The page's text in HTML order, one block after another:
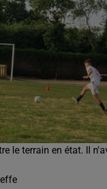
le terrain en état. Il